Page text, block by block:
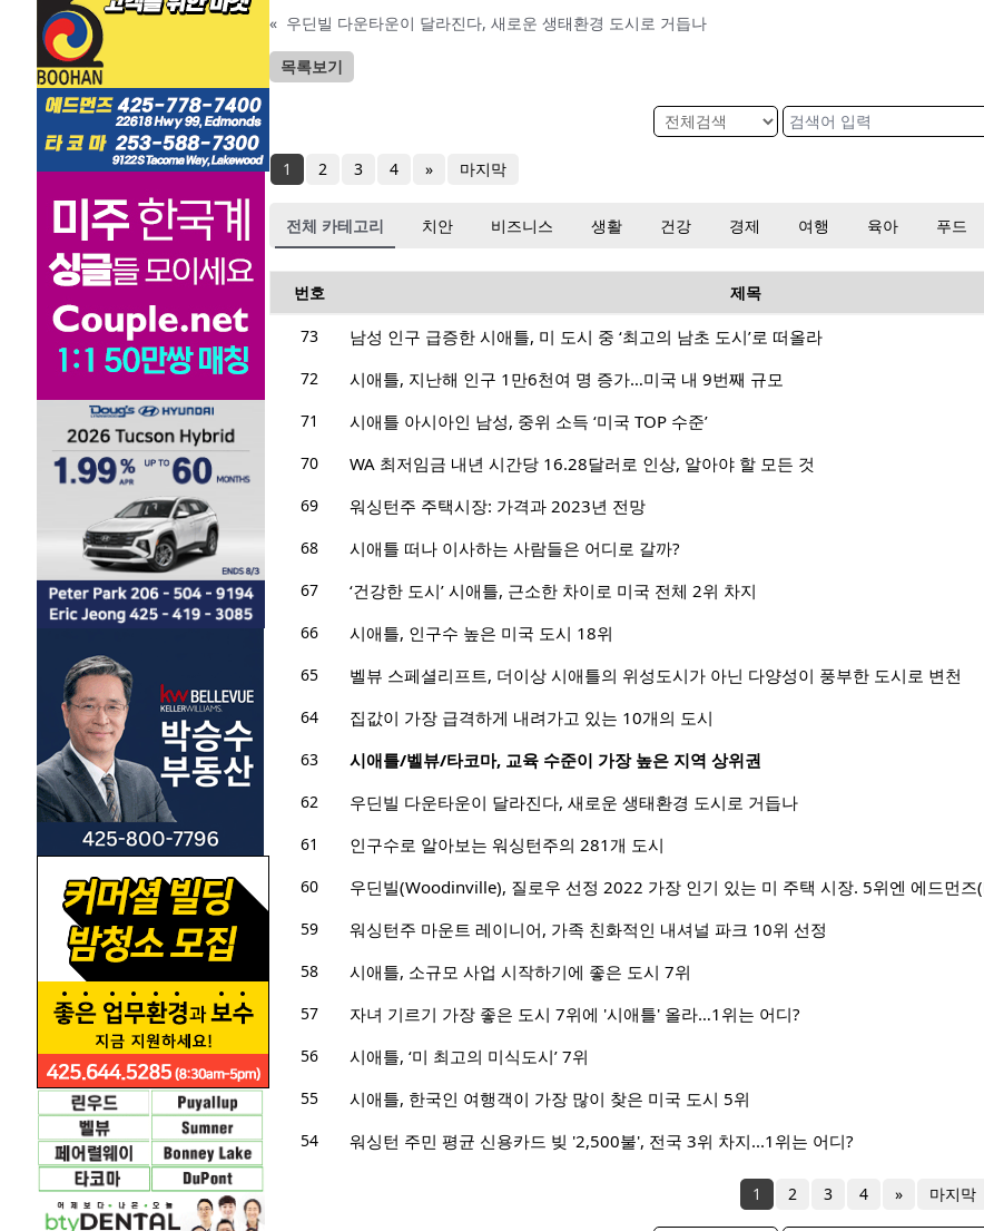
« 우딘빌 다운타운이 달라진다, 새로운 생태환경 도시로 거듭나
목록보기
1 2 3 4 » 마지막
전체 카테고리 치안 비즈니스 생활 건강 경제 여행 육아 푸드
번호 제목
73 남성 인구 급증한 시애틀, 미 도시 중 ‘최고의 남초 도시’로 떠올라
72
시애틀, 지난해 인구 1만6천여 명 증가…미국 내 9번째 규모
71
시애틀 아시아인 남성, 중위 소득 ‘미국 TOP 수준’
70
WA 최저임금 내년 시간당 16.28달러로 인상, 알아야 할 모든 것
69
워싱턴주 주택시장: 가격과 2023년 전망
68
시애틀 떠나 이사하는 사람들은 어디로 갈까?
67
‘건강한 도시’ 시애틀, 근소한 차이로 미국 전체 2위 차지
66
시애틀, 인구수 높은 미국 도시 18위
65
벨뷰 스페셜리프트, 더이상 시애틀의 위성도시가 아닌 다양성이 풍부한 도시로 변천
64
집값이 가장 급격하게 내려가고 있는 10개의 도시
63
시애틀/벨뷰/타코마, 교육 수준이 가장 높은 지역 상위권
62
우딘빌 다운타운이 달라진다, 새로운 생태환경 도시로 거듭나
61
인구수로 알아보는 워싱턴주의 281개 도시
60
우딘빌(Woodinville), 질로우 선정 2022 가장 인기 있는 미 주택 시장. 5위엔 에드먼즈
59
워싱턴주 마운트 레이니어, 가족 친화적인 내셔널 파크 10위 선정
58
시애틀, 소규모 사업 시작하기에 좋은 도시 7위
57
자녀 기르기 가장 좋은 도시 7위에 '시애틀' 올라…1위는 어디?
56
시애틀, ‘미 최고의 미식도시’ 7위
55
시애틀, 한국인 여행객이 가장 많이 찾은 미국 도시 5위
54
워싱턴 주민 평균 신용카드 빚 '2,500불', 전국 3위 차지...1위는 어디?
1 2 3 4 » 마지막